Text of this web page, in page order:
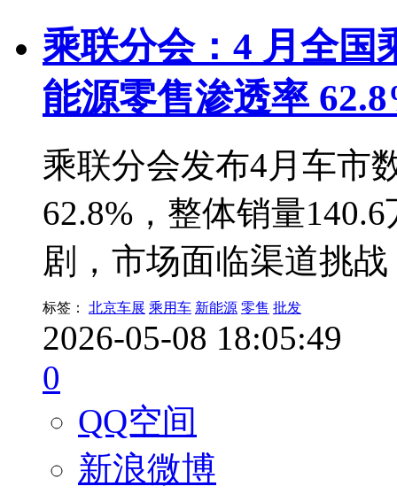
乘联分会：4 月全国
能源零售渗透率
乘联分会发布4月车市
62.8%，整体销量
剧，市场面临渠道挑
标签： 北京车展 乘用车 新能源 零售 批发
2026-05-08 18:05:49
0
QQ空间
新浪微博